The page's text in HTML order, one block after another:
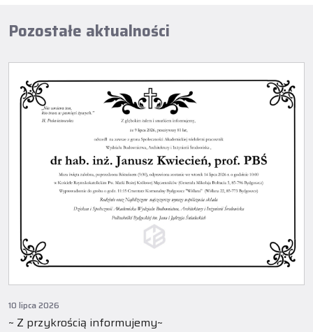
Pozostałe aktualności
10 lipca 2026
~ Z przykrością informujemy~